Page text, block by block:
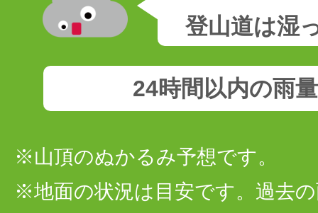
登山道は湿
24時間以内の雨
※山頂のぬかるみ予想です。
※地面の状況は目安です。過去